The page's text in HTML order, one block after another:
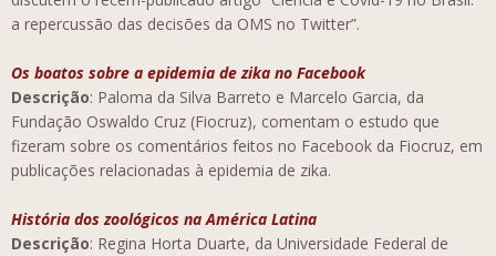
a repercussão das decisões da OMS no Twitter”.
Os boatos sobre a epidemia de zika no Facebook
Descrição: Paloma da Silva Barreto e Marcelo Garcia, da
Fundação Oswaldo Cruz (Fiocruz), comentam o estudo que
fizeram sobre os comentários feitos no Facebook da Fiocruz, em
publicações relacionadas à epidemia de zika.
História dos zoológicos na América Latina
Descrição: Regina Horta Duarte, da Universidade Federal de